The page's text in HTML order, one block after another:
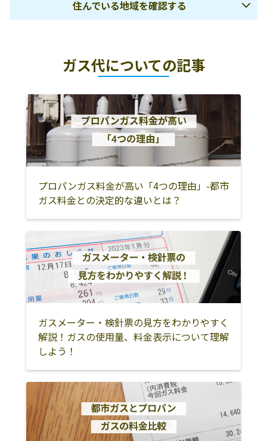
住んでいる地域を確認する
伊達郡桑折町
伊達郡国見町
伊達郡川俣町
田村市
岩瀬郡鏡石町
岩瀬郡天栄村
石川郡石川町
石川郡玉川村
石川郡平田村
石川郡浅川町
石川郡古殿町
田村郡三春町
田村郡小野町
白河市
西白河郡西郷村
西白河郡泉崎村
西白河郡中島村
東白川郡棚倉町
東白川郡矢祭町
東白川郡塙町
東白川郡鮫川村
会津若松市
喜多方市
耶麻郡北塩原村
耶麻郡西会津町
耶麻郡磐梯町
耶麻郡猪苗代町
河沼郡会津坂下
町
河沼郡湯川村
河沼郡柳津町
大沼郡会津美里
大沼郡三島町
大沼郡金山町 大沼郡昭和村
南会津郡南会津
町
南会津郡下郷町
南会津郡檜枝岐
村
南会津郡只見町
ガス代についての記事
プロパンガス料金が高い「4つの理由」-都市
ガス料金との決定的な違いとは？
ガスメーター・検針票の見方をわかりやすく
解説！ガスの使用量、料金表示について理解
しよう！